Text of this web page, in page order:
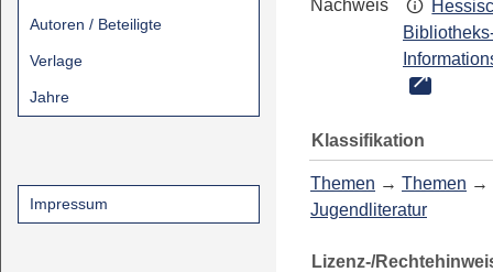
Autoren / Beteiligte
Verlage
Jahre
Impressum
Nachweis
Klassifikation
Themen → Themen →
Jugendliteratur
Lizenz-/